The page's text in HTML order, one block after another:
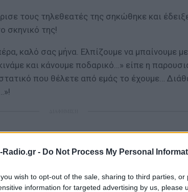
Radio.gr - Do Not Process My Personal
wish to opt-out of the sale, sharing to third parties,
information for targeted advertising by us, please
τους τηλεθεατές της σηκώθηκε και
σκηνικό της!
καλό σας μήνα. Ελπίζουμε να μπαίνουμε
και κάνουμε ποδαρικό…» είπε η
που θέλετε από εμάς το έχουμε…